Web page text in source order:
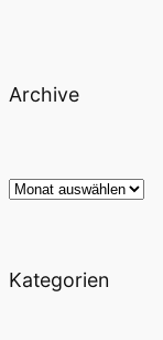
Archive
Archiv
Kategorien